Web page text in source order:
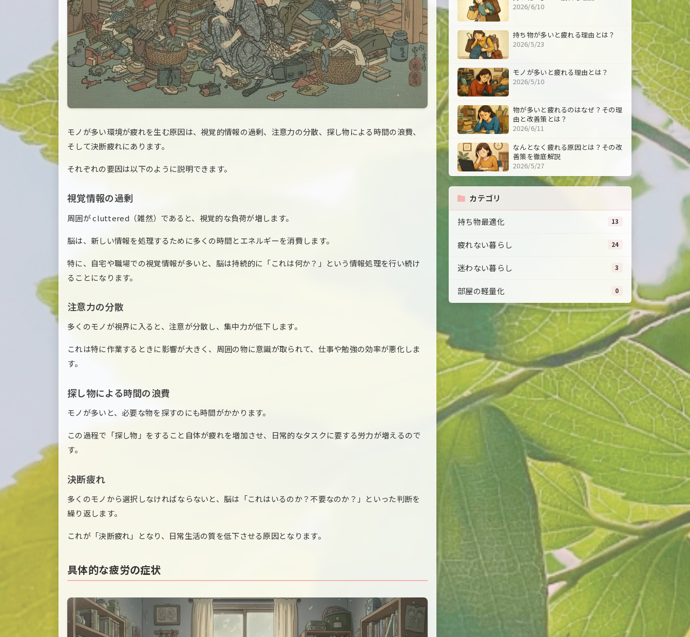
モノが多い環境が疲れを生む原因は、視覚的情報の過剰、注意力の分散、探し物による時間の浪費、
そして決断疲れにあります。
それぞれの要因は以下のように説明できます。
視覚情報の過剰
周囲が cluttered（雑然）であると、視覚的な負荷が増します。
脳は、新しい情報を処理するために多くの時間とエネルギーを消費します。
特に、自宅や職場での視覚情報が多いと、脳は持続的に「これは何か？」という情報処理を行い続け
ることになります。
注意力の分散
多くのモノが視界に入ると、注意が分散し、集中力が低下します。
これは特に作業するときに影響が大きく、周囲の物に意識が取られて、仕事や勉強の効率が悪化しま
す。
探し物による時間の浪費
モノが多いと、必要な物を探すのにも時間がかかります。
この過程で「探し物」をすること自体が疲れを増加させ、日常的なタスクに要する労力が増えるので
す。
決断疲れ
多くのモノから選択しなければならないと、脳は「これはいるのか？不要なのか？」といった判断を
繰り返します。
これが「決断疲れ」となり、日常生活の質を低下させる原因となります。
具体的な疲労の症状
2026/6/10
持ち物が多いと疲れる理由とは？
2026/5/23
モノが多いと疲れる理由とは？
2026/5/10
物が多いと疲れるのはなぜ？その理
由と改善策とは？
2026/6/11
なんとなく疲れる原因とは？その改
善策を徹底解説
2026/5/27
カテゴリ
持ち物最適化 13
疲れない暮らし 24
迷わない暮らし 3
部屋の軽量化 0